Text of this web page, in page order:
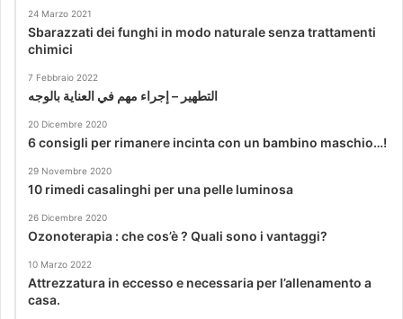
24 Marzo 2021
Sbarazzati dei funghi in modo naturale senza trattamenti
chimici
7 Febbraio 2022
التطهير – إجراء مهم في العناية بالوجه
20 Dicembre 2020
6 consigli per rimanere incinta con un bambino maschio…!
29 Novembre 2020
10 rimedi casalinghi per una pelle luminosa
26 Dicembre 2020
Ozonoterapia : che cos’è ? Quali sono i vantaggi?
10 Marzo 2022
Attrezzatura in eccesso e necessaria per l’allenamento a
casa.